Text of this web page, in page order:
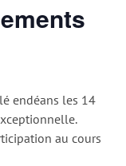
endéans les 14
au cours